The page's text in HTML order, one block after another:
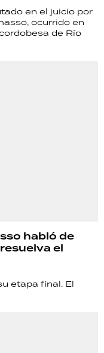
en el juicio por
ocurrido en
de Río
habló de
el
etapa final. El